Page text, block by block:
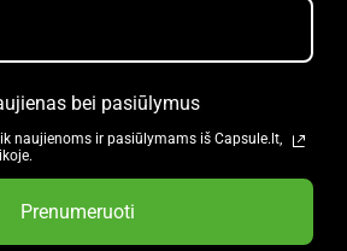
bei pasiūlymus
naujienoms ir pasiūlymams iš Capsule.lt,
Prenumeruoti